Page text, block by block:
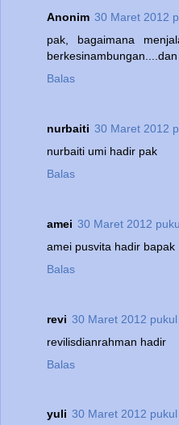
Anonim 30 Maret 2012
pak, bagaimana
berkesinambungan....dan
Balas
nurbaiti 30 Maret 2012
nurbaiti umi hadir pak
Balas
amei 30 Maret 2012
amei pusvita hadir bapak
Balas
revi 30 Maret 2012 pukul
revilisdianrahman hadir
Balas
yuli 30 Maret 2012